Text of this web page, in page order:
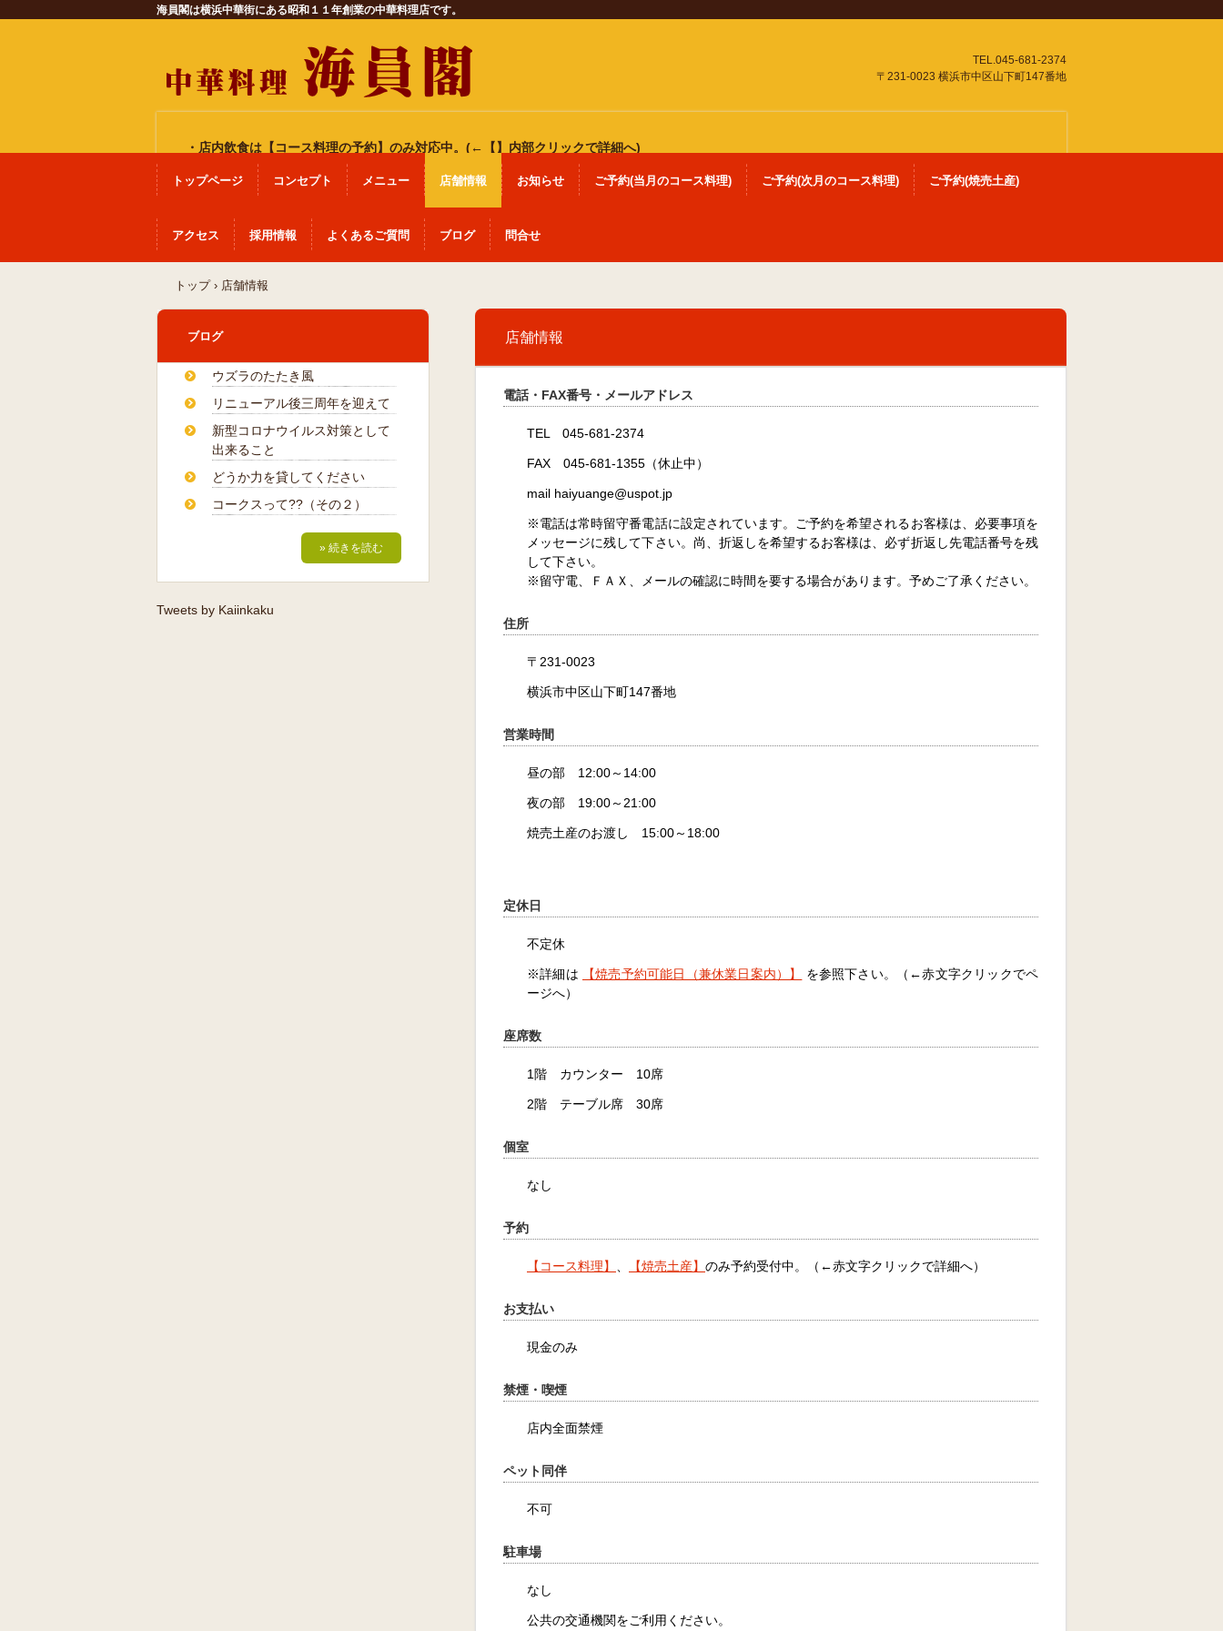
海員閣は横浜中華街にある昭和１１年創業の中華料理店です。
TEL.045-681-2374
〒231-0023 横浜市中区山下町147番地
・店内飲食は 【コース料理の予約】のみ対応中。(←【】内部クリックで詳細へ)
トップページ コンセプト メニュー 店舗情報 お知らせ ご予約(当月のコース料理) ご予約(次月のコース料理) ご予約(焼売土産)
アクセス 採用情報 よくあるご質問 ブログ 問合せ
トップ › 店舗情報
店舗情報
電話・FAX番号・メールアドレス
TEL 045-681-2374
FAX 045-681-1355（休止中）
mail haiyuange@uspot.jp
※電話は常時留守番電話に設定されています。ご予約を希望されるお客様は、必要事項を
メッセージに残して下さい。尚、折返しを希望するお客様は、必ず折返し先電話番号を残
して下さい。
※留守電、ＦＡＸ、メールの確認に時間を要する場合があります。予めご了承ください。
住所
〒231-0023
横浜市中区山下町147番地
営業時間
昼の部 12:00～14:00
夜の部 19:00～21:00
焼売土産のお渡し 15:00～18:00
定休日
不定休
※詳細は 【焼売予約可能日（兼休業日案内）】
を参照下さい。（←赤文字クリックでペ
ージへ）
座席数
1階 カウンター 10席
2階 テーブル席 30席
個室
なし
予約
【コース料理】 【焼売土産】 のみ予約受付中。（←赤文字クリックで詳細へ）
お支払い
現金のみ
禁煙・喫煙
店内全面禁煙
ペット同伴
不可
駐車場
なし
公共の交通機関をご利用ください。
ブログ
ウズラのたたき風
リニューアル後三周年を迎えて
新型コロナウイルス対策として
出来ること
どうか力を貸してください
コークスって??（その２）
» 続きを読む
Tweets by Kaiinkaku